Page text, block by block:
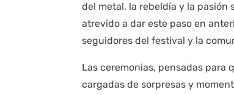
del metal, la rebeldía y la pasión
atrevido a dar este paso en
seguidores del festival y la
Las ceremonias, pensadas para
cargadas de sorpresas y